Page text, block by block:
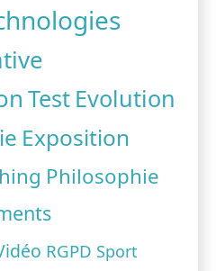
Test Evolution
Exposition
Philosophie
RGPD Sport